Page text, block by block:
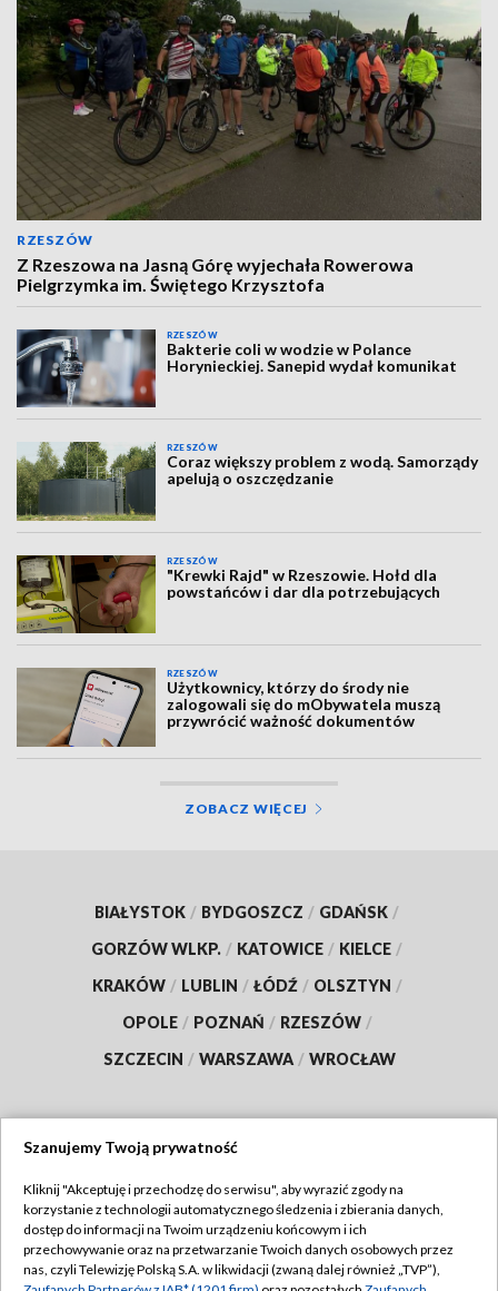
RZESZÓW
Z Rzeszowa na Jasną Górę wyjechała Rowerowa
Pielgrzymka im. Świętego Krzysztofa
RZESZÓW
Bakterie coli w wodzie w Polance
Horynieckiej. Sanepid wydał komunikat
RZESZÓW
Coraz większy problem z wodą. Samorządy
apelują o oszczędzanie
RZESZÓW
"Krewki Rajd" w Rzeszowie. Hołd dla
powstańców i dar dla potrzebujących
RZESZÓW
Użytkownicy, którzy do środy nie
zalogowali się do mObywatela muszą
przywrócić ważność dokumentów
ZOBACZ WIĘCEJ
BIAŁYSTOK / BYDGOSZCZ / GDAŃSK /
GORZÓW WLKP. / KATOWICE / KIELCE /
KRAKÓW / LUBLIN / ŁÓDŹ / OLSZTYN /
OPOLE / POZNAŃ / RZESZÓW /
SZCZECIN / WARSZAWA / WROCŁAW
TVP
Abonament TVP
Emisja w TVP
Regulamin TVP
Szanujemy Twoją prywatność
Kliknij "Akceptuję i przechodzę do serwisu", aby wyrazić zgody na
korzystanie z technologii automatycznego śledzenia i zbierania danych,
dostęp do informacji na Twoim urządzeniu końcowym i ich
przechowywanie oraz na przetwarzanie Twoich danych osobowych przez
nas, czyli Telewizję Polską S.A. w likwidacji (zwaną dalej również „TVP”),